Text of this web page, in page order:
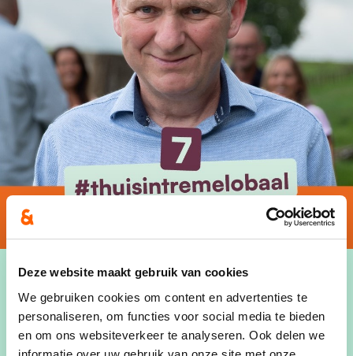
Deze website maakt gebruik van cookies
We gebruiken cookies om content en advertenties te
personaliseren, om functies voor social media te bieden
en om ons websiteverkeer te analyseren. Ook delen we
"De toekomst van onze jeugd